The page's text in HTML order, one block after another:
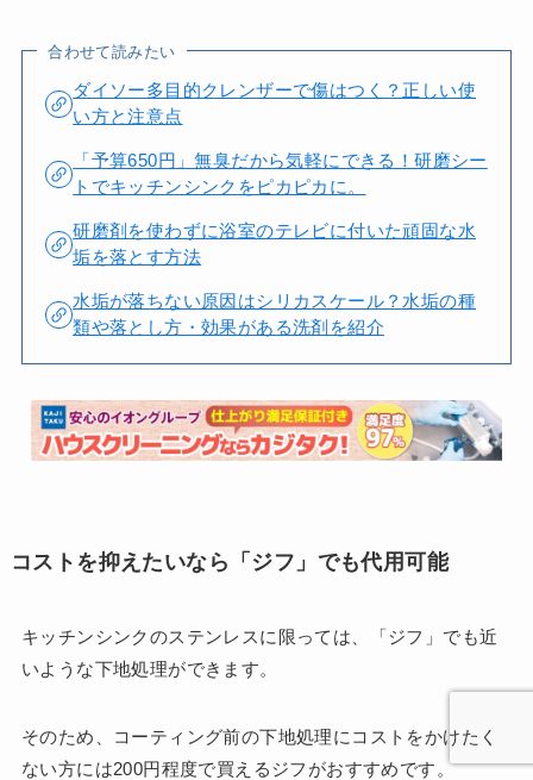
合わせて読みたい
ダイソー多目的クレンザーで傷はつく？正しい使
い方と注意点
「予算650円」無臭だから気軽にできる！研磨シー
トでキッチンシンクをピカピカに。
研磨剤を使わずに浴室のテレビに付いた頑固な水
垢を落とす方法
水垢が落ちない原因はシリカスケール？水垢の種
類や落とし方・効果がある洗剤を紹介
コストを抑えたいなら「ジフ」でも代用可能
キッチンシンクのステンレスに限っては、「ジフ」でも近
いような下地処理ができます。
そのため、コーティング前の下地処理にコストをかけたく
ない方には200円程度で買えるジフがおすすめです。